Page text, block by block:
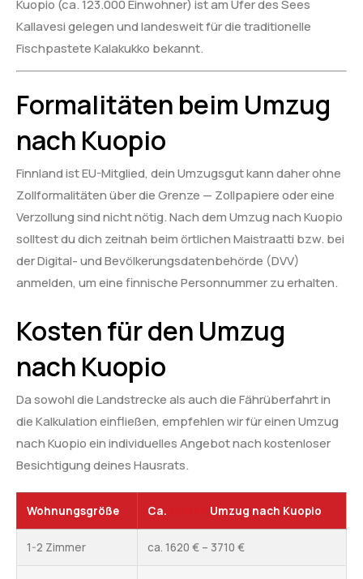
Kuopio (ca. 123.000 Einwohner) ist am Ufer des Sees
Kallavesi gelegen und landesweit für die traditionelle
Fischpastete Kalakukko bekannt.
Formalitäten beim Umzug
nach Kuopio
Finnland ist EU-Mitglied, dein Umzugsgut kann daher ohne
Zollformalitäten über die Grenze — Zollpapiere oder eine
Verzollung sind nicht nötig. Nach dem Umzug nach Kuopio
solltest du dich zeitnah beim örtlichen Maistraatti bzw. bei
der Digital- und Bevölkerungsdatenbehörde (DVV)
anmelden, um eine finnische Personnummer zu erhalten.
Kosten für den Umzug
nach Kuopio
Da sowohl die Landstrecke als auch die Fährüberfahrt in
die Kalkulation einfließen, empfehlen wir für einen Umzug
nach Kuopio ein individuelles Angebot nach kostenloser
Besichtigung deines Hausrats.
Wohnungsgröße Ca. Umzug nach Kuopio
1-2 Zimmer ca. 1620 € – 3710 €